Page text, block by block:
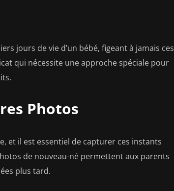
jours de vie d’un bébé, figeant à jamais ces
qui nécessite une approche spéciale pour
Photos
et il est essentiel de capturer ces instants
de nouveau-né permettent aux parents
plus tard.